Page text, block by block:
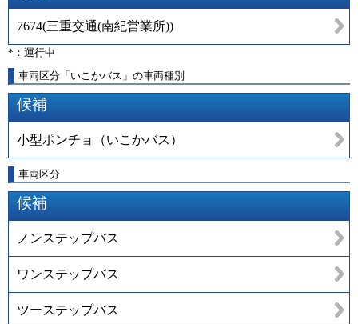
7674(三重交通(南紀営業所))
*：運行中
車両区分「いこかバス」の車両種別
候補
小型ポンチョ（いこかバス）
車両区分
候補
ノンステップバス
ワンステップバス
ツーステップバス